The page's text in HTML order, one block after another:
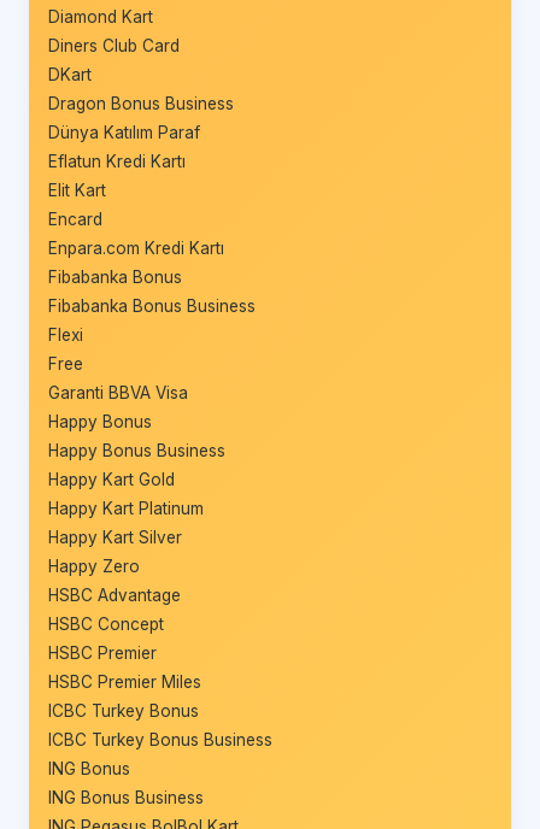
Diamond Kart
Diners Club Card
DKart
Dragon Bonus Business
Dünya Katılım Paraf
Eflatun Kredi Kartı
Elit Kart
Encard
Enpara.com Kredi Kartı
Fibabanka Bonus
Fibabanka Bonus Business
Flexi
Free
Garanti BBVA Visa
Happy Bonus
Happy Bonus Business
Happy Kart Gold
Happy Kart Platinum
Happy Kart Silver
Happy Zero
HSBC Advantage
HSBC Concept
HSBC Premier
HSBC Premier Miles
ICBC Turkey Bonus
ICBC Turkey Bonus Business
ING Bonus
ING Bonus Business